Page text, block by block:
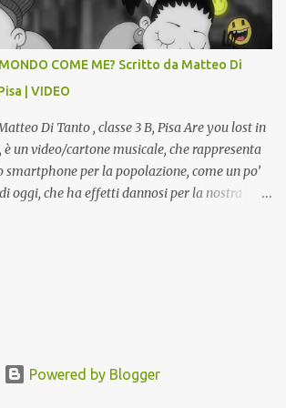
nella Gipsoteca della Biblioteca
Impastato" di Cascina. Quadri, disegni,
e di mobili, intarsi ed intagli lignei
d’Arte durante il...
MONDO COME ME? Scritto da Matteo Di
| VIDEO
Di Tanto , classe 3 B, Pisa Are you lost in
un video/cartone musicale, che rappresenta
per la popolazione, come un po’
oggi, che ha effetti dannosi per la nostra
rapporti sociali, come amicizia, amore,
Powered by Blogger